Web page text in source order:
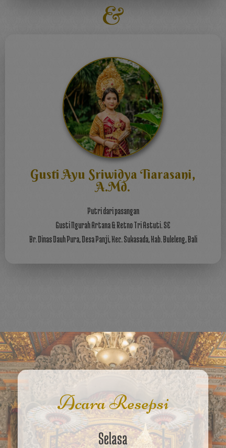
&
Gusti Ayu Sriwidya Tiarasani,
A.Md.
Putri dari pasangan
Gusti Ngurah Artana & Retno Tri Astuti. SE
Br. Dinas Dauh Pura, Desa Panji, Kec. Sukasada, Kab. Buleleng, Bali
Acara Resepsi
Selasa